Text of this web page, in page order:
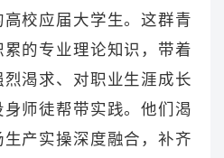
校应届大学生。这群青
的专业理论知识，带着
渴求、对职业生涯成长
师徒帮带实践。他们渴
产实操深度融合，补齐